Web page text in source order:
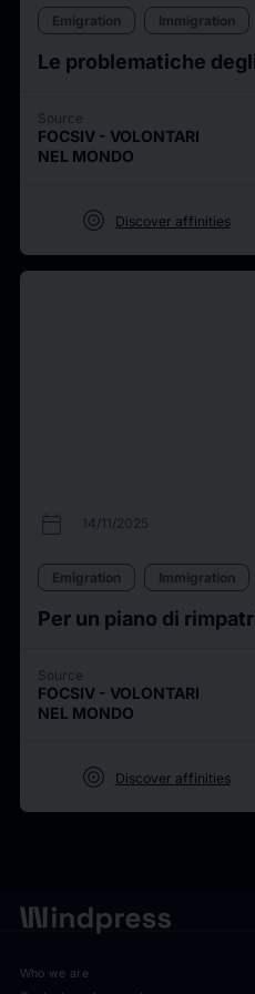
Emigration Immigration
Le problematiche
Source
FOCSIV - VOLONTARI
NEL MONDO
target Discover affinities
calendar_today 14/11/2025
Emigration Immigration
Per un piano di
Source
FOCSIV - VOLONTARI
NEL MONDO
target Discover affinities
Who we are